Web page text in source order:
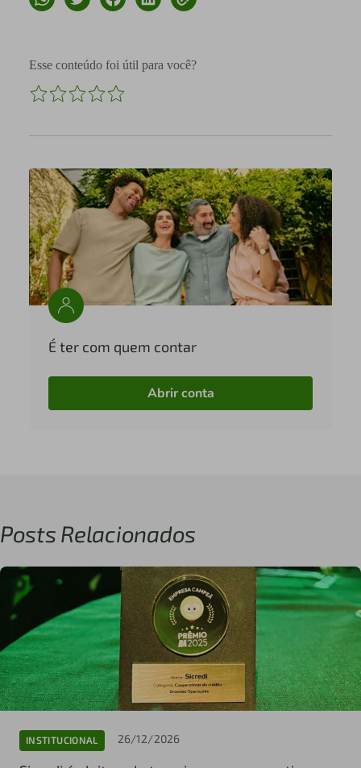
Esse conteúdo foi útil para você?
É ter com quem contar
Abrir conta
Posts Relacionados
INSTITUCIONAL 26/12/2026